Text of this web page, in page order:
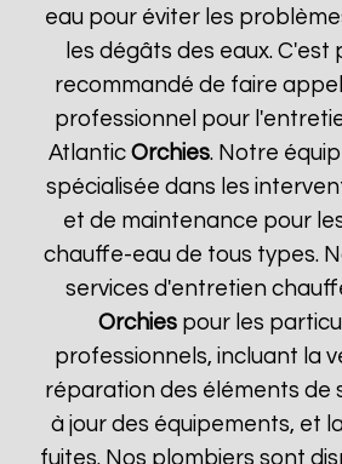
eau pour éviter les
les dégâts des eaux. C'est
recommandé de faire
professionnel pour
AtlanticOrchies. Notre
spécialisée dans les
et de maintenance pour
chauffe-eau de tous types.
services d'entretien
Orchies pour les
professionnels, incluant la
réparation des éléments de
à jour des équipements, et
fuites. Nos plombiers sont